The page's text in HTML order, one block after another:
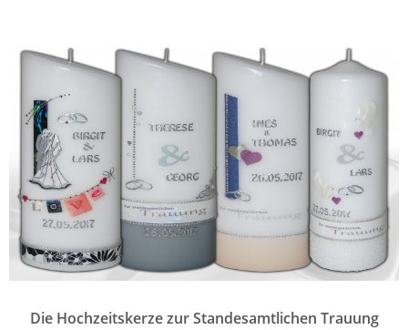
Die Hochzeitskerze zur Standesamtlichen Trauung